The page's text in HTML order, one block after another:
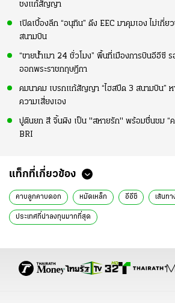
ชงแก้สัญญา
เปิดเบื้องลึก “อนุทิน” ดึง EEC มาคุมเอง ไม่เกี่
สนามบิน
“ขายน้ำเมา 24 ชั่วโมง” พื้นที่เมืองการบินอีอีซี
ออกพระราชกฤษฎีกา
คมนาคม เบรกแก้สัญญา “ไฮสปีด 3 สนามบิน”
ความเสี่ยงเอง
ปูตินยก สี จิ้นผิง เป็น "สหายรัก" พร้อมชื่นชม “ค
BRI
แท็กที่เกี่ยวข้อง
คาบลูกคาบดอก หมัดเหล็ก อีอีซี เส้นทา
ประเทศที่น่าลงทุนมากที่สุด